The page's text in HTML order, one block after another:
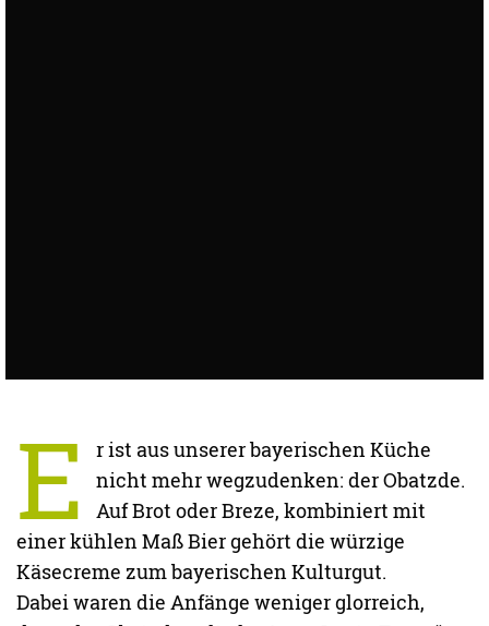
E
r ist aus unserer bayerischen Küche
nicht mehr wegzudenken: der Obatzde.
Auf Brot oder Breze, kombiniert mit
einer kühlen Maß Bier gehört die würzige
Käsecreme zum bayerischen Kulturgut.
Dabei waren die Anfänge weniger glorreich,